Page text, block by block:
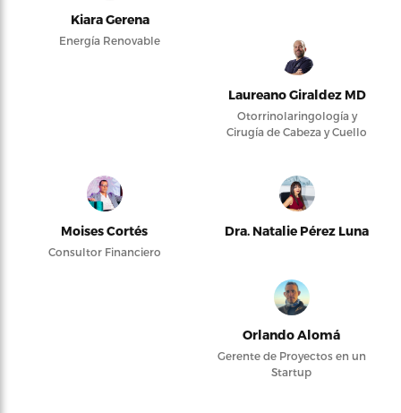
Kiara Gerena
Energía Renovable
Laureano Giraldez MD
Otorrinolaringología y
Cirugía de Cabeza y Cuello
Moises Cortés
Consultor Financiero
Dra. Natalie Pérez Luna
Orlando Alomá
Gerente de Proyectos en un
Startup